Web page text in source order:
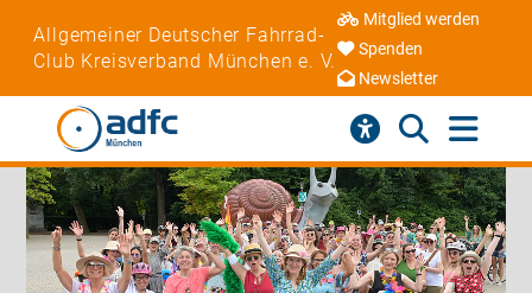
Allgemeiner Deutscher Fahrrad-
Club Kreisverband München e. V.
Mitglied werden
Spenden
Newsletter